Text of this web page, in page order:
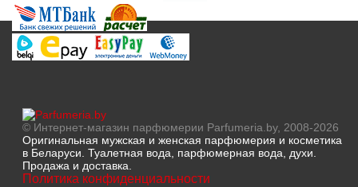
© Интернет-магазин парфюмерии Parfumeria.by, 2008-2026
Оригинальная мужская и женская парфюмерия и косметика
в Беларуси. Туалетная вода, парфюмерная вода, духи.
Продажа и доставка.
Политика конфиденциальности